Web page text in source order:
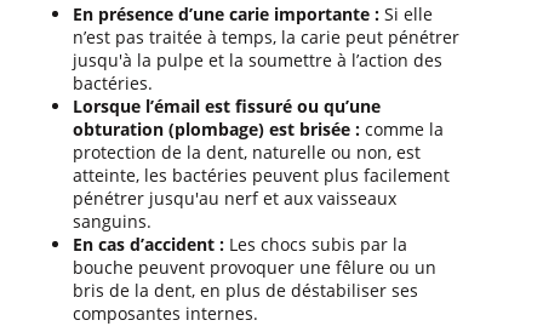
En présence d’une carie importante : Si elle
n’est pas traitée à temps, la carie peut pénétrer
jusqu'à la pulpe et la soumettre à l’action des
bactéries.
Lorsque l’émail est fissuré ou qu’une
obturation (plombage) est brisée : comme la
protection de la dent, naturelle ou non, est
atteinte, les bactéries peuvent plus facilement
pénétrer jusqu'au nerf et aux vaisseaux
sanguins.
En cas d’accident : Les chocs subis par la
bouche peuvent provoquer une fêlure ou un
bris de la dent, en plus de déstabiliser ses
composantes internes.